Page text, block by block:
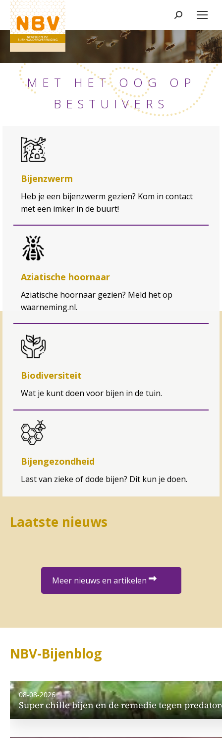
Zoeken:
MET HET OOG OP
BESTUIVERS
Bijenzwerm
Heb je een bijenzwerm gezien? Kom in contact
met een imker in de buurt!
Aziatische hoornaar
Aziatische hoornaar gezien? Meld het op
waarneming.nl.
Biodiversiteit
Wat je kunt doen voor bijen in de tuin.
Bijengezondheid
Last van zieke of dode bijen? Dit kun je doen.
Laatste nieuws
Meer nieuws en artikelen
NBV-Bijenblog